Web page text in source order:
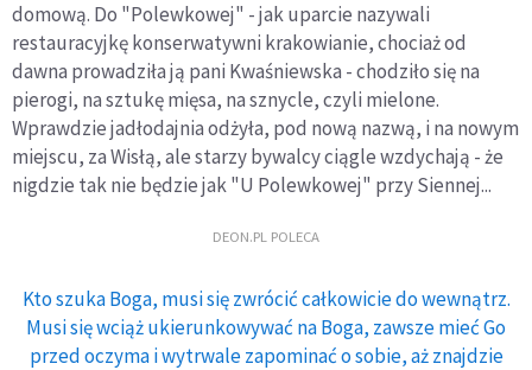
domową. Do "Polewkowej" - jak uparcie nazywali
restauracyjkę konserwatywni krakowianie, chociaż od
dawna prowadziła ją pani Kwaśniewska - chodziło się na
pierogi, na sztukę mięsa, na sznycle, czyli mielone.
Wprawdzie jadłodajnia odżyła, pod nową nazwą, i na nowym
miejscu, za Wisłą, ale starzy bywalcy ciągle wzdychają - że
nigdzie tak nie będzie jak "U Polewkowej" przy Siennej...
DEON.PL POLECA
Kto szuka Boga, musi się zwrócić całkowicie do wewnątrz.
Musi się wciąż ukierunkowywać na Boga, zawsze mieć Go
przed oczyma i wytrwale zapominać o sobie, aż znajdzie